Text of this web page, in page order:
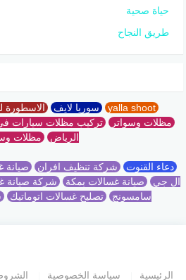
حياة صحية
طريق النجاح
yalla shoot سوريا لايف الاسطورة
مظلات وسواتر تركيب مظلات سيارات
الرياض مظلات
دعاء القنوت شركة تنظيف افران صيانة
ال جي صيانة غسالات بمكة شركة صيانة
سامسونج تصليح غسالات اتوماتيك
الرئيسية سياسة الخصوصية